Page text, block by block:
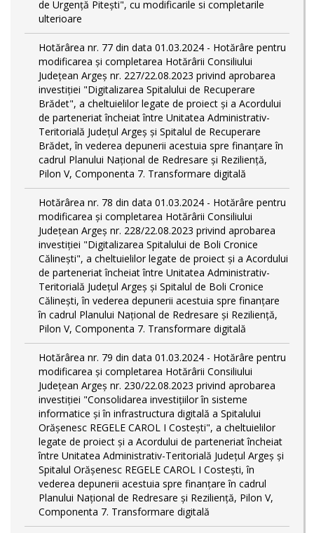
de Urgență Pitești", cu modificarile si completarile
ulterioare
Hotărârea nr. 77 din data 01.03.2024 - Hotărâre pentru
modificarea și completarea Hotărârii Consiliului
Județean Argeș nr. 227/22.08.2023 privind aprobarea
investiției "Digitalizarea Spitalului de Recuperare
Brădet", a cheltuielilor legate de proiect și a Acordului
de parteneriat încheiat între Unitatea Administrativ-
Teritorială Județul Argeș și Spitalul de Recuperare
Brădet, în vederea depunerii acestuia spre finanțare în
cadrul Planului Național de Redresare și Reziliență,
Pilon V, Componenta 7. Transformare digitală
Hotărârea nr. 78 din data 01.03.2024 - Hotărâre pentru
modificarea și completarea Hotărârii Consiliului
Județean Argeș nr. 228/22.08.2023 privind aprobarea
investiției "Digitalizarea Spitalului de Boli Cronice
Călinești", a cheltuielilor legate de proiect și a Acordului
de parteneriat încheiat între Unitatea Administrativ-
Teritorială Județul Argeș și Spitalul de Boli Cronice
Călinești, în vederea depunerii acestuia spre finanțare
în cadrul Planului Național de Redresare și Reziliență,
Pilon V, Componenta 7. Transformare digitală
Hotărârea nr. 79 din data 01.03.2024 - Hotărâre pentru
modificarea și completarea Hotărârii Consiliului
Județean Argeș nr. 230/22.08.2023 privind aprobarea
investiției "Consolidarea investițiilor în sisteme
informatice și în infrastructura digitală a Spitalului
Orășenesc REGELE CAROL I Costești", a cheltuielilor
legate de proiect și a Acordului de parteneriat încheiat
între Unitatea Administrativ-Teritorială Județul Argeș și
Spitalul Orășenesc REGELE CAROL I Costești, în
vederea depunerii acestuia spre finanțare în cadrul
Planului Național de Redresare și Reziliență, Pilon V,
Componenta 7. Transformare digitală